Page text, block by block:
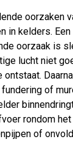
oorzaken
in kelders. Een
oorzaak is
lucht niet
ontstaat.
of
rondom
of